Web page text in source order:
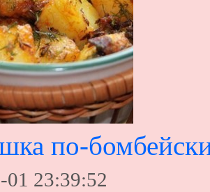
по-
01 23:39:52